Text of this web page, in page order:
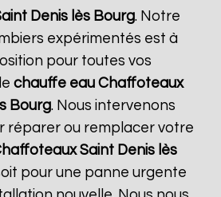
Denis lès Bourg. Notre
expérimentés est à
pour toutes vos
chauffe eau Chaffoteaux
Bourg. Nous intervenons
réparer ou remplacer votre
Saint Denis lès
pour une panne urgente